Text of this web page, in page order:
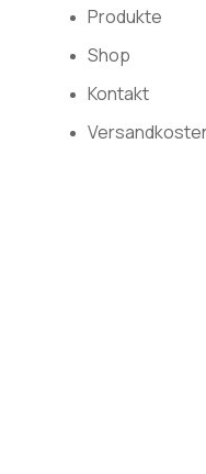
Produkte
Shop
Kontakt